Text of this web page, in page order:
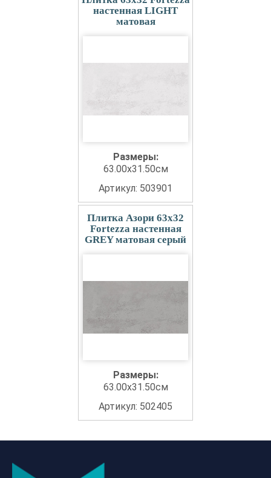
настенная LIGHT
матовая
Размеры:
63.00x31.50см
Артикул: 503901
Плитка Азори 63x32
Fortezza настенная
GREY матовая серый
Размеры:
63.00x31.50см
Артикул: 502405